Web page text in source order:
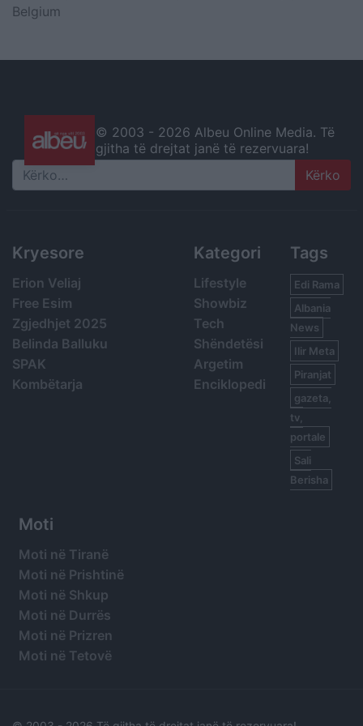
Belgium
© 2003 - 2026 Albeu Online Media. Të
gjitha të drejtat janë të rezervuara!
Search
Kryesore
Erion Veliaj
Free Esim
Zgjedhjet 2025
Belinda Balluku
SPAK
Kombëtarja
Kategori
Lifestyle
Showbiz
Tech
Shëndetësi
Argetim
Enciklopedi
Tags
Edi Rama
Albania
News
Ilir Meta
Piranjat
gazeta,
tv,
portale
Sali
Berisha
Moti
Moti në Tiranë
Moti në Prishtinë
Moti në Shkup
Moti në Durrës
Moti në Prizren
Moti në Tetovë